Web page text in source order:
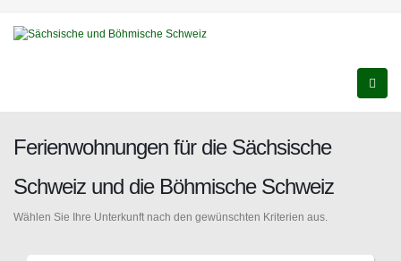
Ferienwohnungen für die Sächsische
Schweiz und die Böhmische Schweiz
Wählen Sie Ihre Unterkunft nach den gewünschten Kriterien aus.